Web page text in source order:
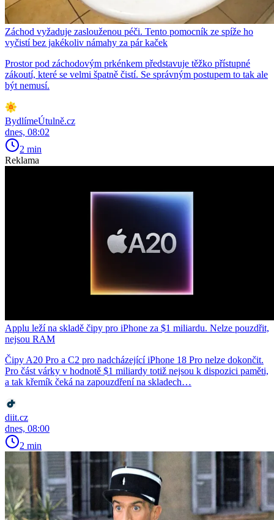
Záchod vyžaduje zaslouženou péči. Tento pomocník ze spíže ho
vyčistí bez jakékoliv námahy za pár kaček
Prostor pod záchodovým prkénkem představuje těžko přístupné
zákoutí, které se velmi špatně čistí. Se správným postupem to tak ale
být nemusí.
BydlímeÚtulně.cz
dnes, 08:02
2 min
Reklama
Applu leží na skladě čipy pro iPhone za $1 miliardu. Nelze pouzdřit,
nejsou RAM
Čipy A20 Pro a C2 pro nadcházející iPhone 18 Pro nelze dokončit.
Pro část várky v hodnotě $1 miliardy totiž nejsou k dispozici paměti,
a tak křemík čeká na zapouzdření na skladech…
diit.cz
dnes, 08:00
2 min